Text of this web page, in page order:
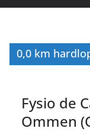
0,0 km
Fysio de
Ommen